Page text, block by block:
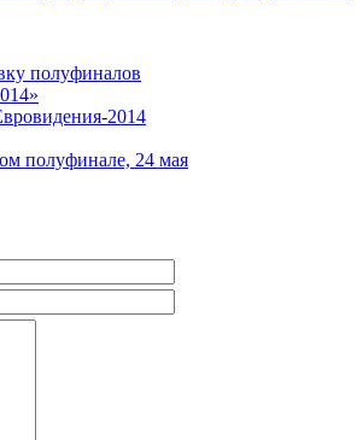
полуфиналов
2014
полуфинале, 24 мая